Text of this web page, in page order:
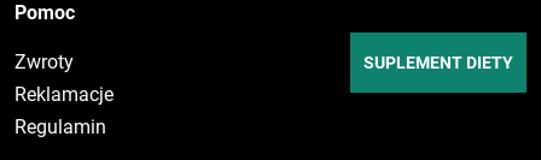
SUPLEMENT DIETY
Pomoc
Zwroty
Reklamacje
Regulamin